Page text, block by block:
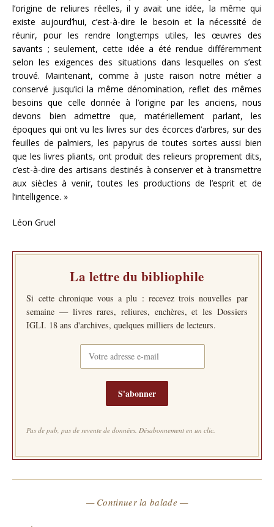
l’origine de reliures réelles, il y avait une idée, la même qui
existe aujourd’hui, c’est-à-dire le besoin et la nécessité de
réunir, pour les rendre longtemps utiles, les œuvres des
savants ; seulement, cette idée a été rendue différemment
selon les exigences des situations dans lesquelles on s’est
trouvé. Maintenant, comme à juste raison notre métier a
conservé jusqu’ici la même dénomination, reflet des mêmes
besoins que celle donnée à l’origine par les anciens, nous
devons bien admettre que, matériellement parlant, les
époques qui ont vu les livres sur des écorces d’arbres, sur des
feuilles de palmiers, les papyrus de toutes sortes aussi bien
que les livres pliants, ont produit des relieurs proprement dits,
c’est-à-dire des artisans destinés à conserver et à transmettre
aux siècles à venir, toutes les productions de l’esprit et de
l’intelligence. »
Léon Gruel
La lettre du bibliophile
Si cette chronique vous a plu : recevez trois nouvelles par
semaine — livres rares, reliures, enchères, et les Dossiers
IGLI. 18 ans d'archives, quelques milliers de lecteurs.
S'abonner
Pas de pub, pas de revente de données. Désabonnement en un clic.
— Continuer la balade —